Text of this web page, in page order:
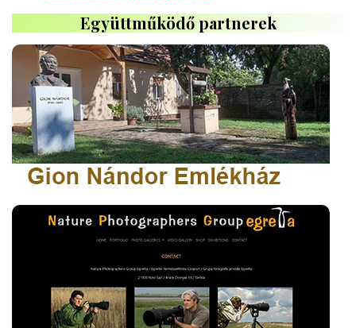
Együttműködő partnerek